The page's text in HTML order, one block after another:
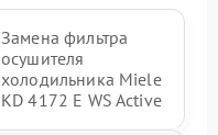
Замена фильтра
осушителя
холодильника Miele
KD 4172 E WS Active